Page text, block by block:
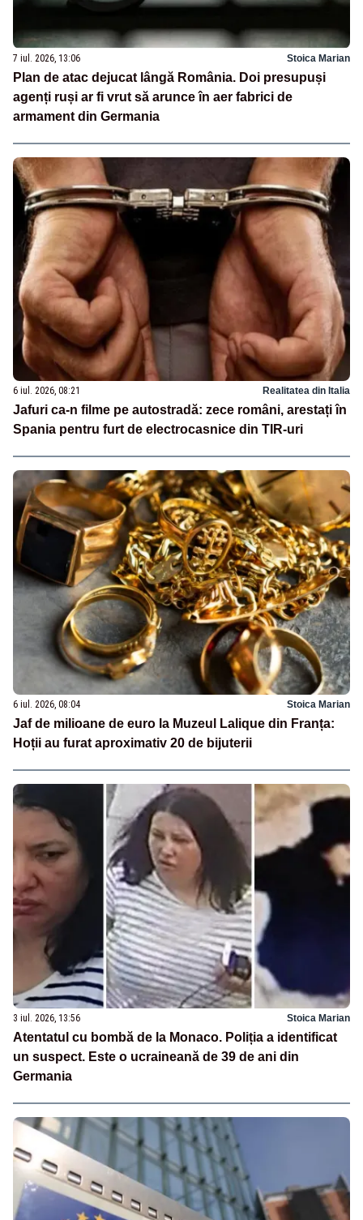
7 iul. 2026, 13:06 Stoica Marian
Plan de atac dejucat lângă România. Doi presupuși
agenți ruși ar fi vrut să arunce în aer fabrici de
armament din Germania
6 iul. 2026, 08:21 Realitatea din Italia
Jafuri ca-n filme pe autostradă: zece români, arestați în
Spania pentru furt de electrocasnice din TIR-uri
6 iul. 2026, 08:04 Stoica Marian
Jaf de milioane de euro la Muzeul Lalique din Franța:
Hoții au furat aproximativ 20 de bijuterii
3 iul. 2026, 13:56 Stoica Marian
Atentatul cu bombă de la Monaco. Poliția a identificat
un suspect. Este o ucraineană de 39 de ani din
Germania